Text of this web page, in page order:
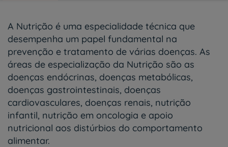
A Nutrição é uma especialidade técnica que
desempenha um papel fundamental na
prevenção e tratamento de várias doenças. As
áreas de especialização da Nutrição são as
doenças endócrinas, doenças metabólicas,
doenças gastrointestinais, doenças
cardiovasculares, doenças renais, nutrição
infantil, nutrição em oncologia e apoio
nutricional aos distúrbios do comportamento
alimentar.